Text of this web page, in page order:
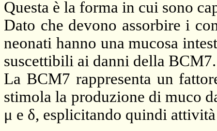
Questa è la forma in cui sono
Dato che devono assorbire i
neonati hanno una mucosa
suscettibili ai danni della BCM7.
La BCM7 rappresenta un
stimola la produzione di muco
μ e δ, esplicitando quindi